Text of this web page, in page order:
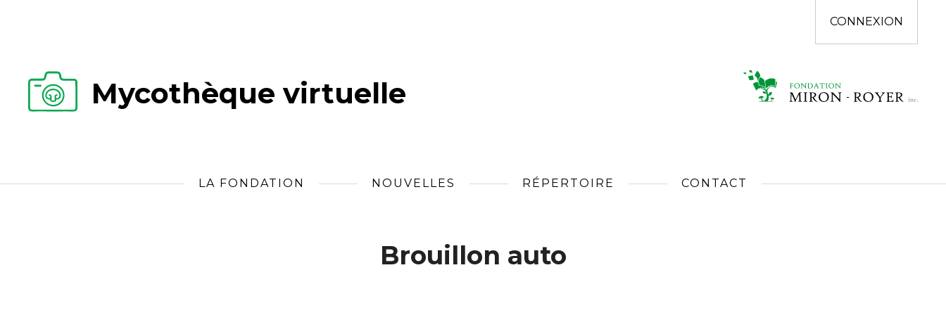
CONNEXION
Mycothèque virtuelle
LA FONDATION NOUVELLES RÉPERTOIRE CONTACT
Brouillon auto